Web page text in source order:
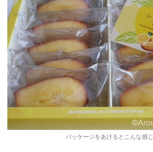
パッケージをあけるとこんな感じ